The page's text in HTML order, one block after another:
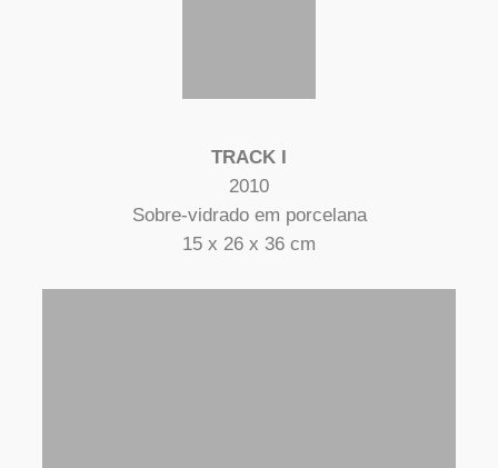
TRACK I
2010
Sobre-vidrado em porcelana
15 x 26 x 36 cm